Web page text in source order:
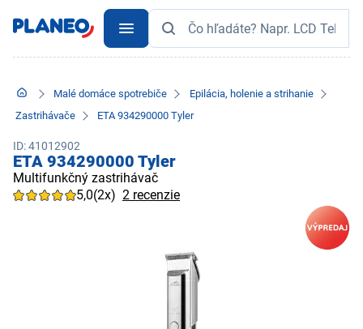
Malé domáce spotrebiče
Epilácia, holenie a strihanie
Zastrihávače
ETA 934290000 Tyler
ID: 41012902
ETA 934290000 Tyler
Multifunkčný zastrihávač
5,0(2x) 2 recenzie